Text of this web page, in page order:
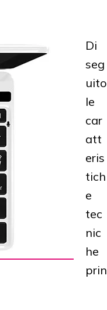
Di
seg
uito
le
car
att
eris
tich
e
tec
nic
he
prin